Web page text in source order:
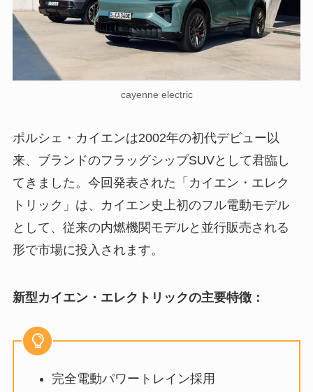
cayenne electric
ポルシェ・カイエンは2002年の初代デビュー以
来、ブランドのフラッグシップSUVとして君臨し
てきました。今回発表された「カイエン・エレク
トリック」は、カイエン史上初のフル電動モデル
として、従来の内燃機関モデルと並行販売される
形で市場に投入されます。
新型カイエン・エレクトリックの主要特徴：
完全電動パワートレイン採用